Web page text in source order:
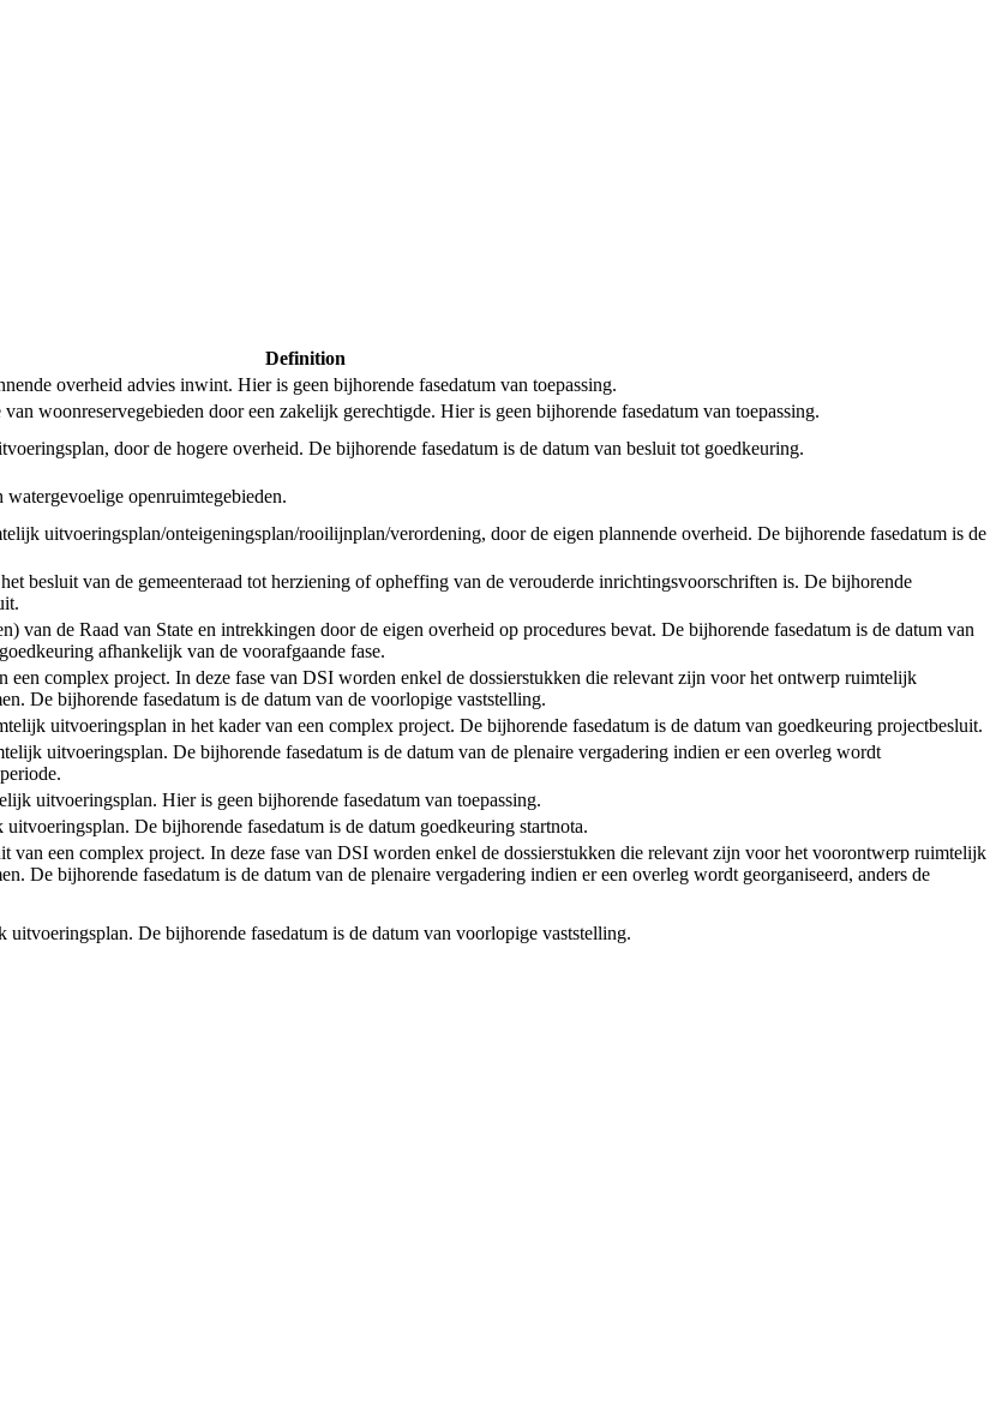
Definition
overheid advies inwint. Hier is geen bijhorende fasedatum van toepassing.
woonreservegebieden door een zakelijk gerechtigde. Hier is geen bijhorende fasedatum van toepassing.
door de hogere overheid. De bijhorende fasedatum is de datum van besluit tot goedkeuring.
openruimtegebieden.
uitvoeringsplan/onteigeningsplan/rooilijnplan/verordening, door de eigen plannende overheid. De bijhorende fasedatum is de
besluit van de gemeenteraad tot herziening of opheffing van de verouderde inrichtingsvoorschriften is. De bijhorende
van de Raad van State en intrekkingen door de eigen overheid op procedures bevat. De bijhorende fasedatum is de datum van
afhankelijk van de voorafgaande fase.
een complex project. In deze fase van DSI worden enkel de dossierstukken die relevant zijn voor het ontwerp ruimtelijk
De bijhorende fasedatum is de datum van de voorlopige vaststelling.
uitvoeringsplan in het kader van een complex project. De bijhorende fasedatum is de datum van goedkeuring projectbesluit.
uitvoeringsplan. De bijhorende fasedatum is de datum van de plenaire vergadering indien er een overleg wordt
uitvoeringsplan. Hier is geen bijhorende fasedatum van toepassing.
De bijhorende fasedatum is de datum goedkeuring startnota.
van een complex project. In deze fase van DSI worden enkel de dossierstukken die relevant zijn voor het voorontwerp ruimtelijk
De bijhorende fasedatum is de datum van de plenaire vergadering indien er een overleg wordt georganiseerd, anders de
De bijhorende fasedatum is de datum van voorlopige vaststelling.